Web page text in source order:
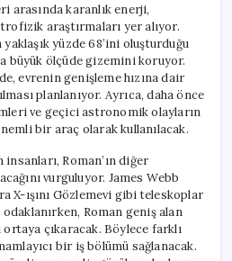
arasında karanlık enerji,
araştırmaları yer alıyor.
yüzde 68’ini oluşturduğu
büyük ölçüde gizemini koruyor.
evrenin genişleme hızına dair
planlanıyor. Ayrıca, daha önce
ve geçici astronomik olayların
bir araç olarak kullanılacak.
Roman’ın diğer
vurguluyor. James Webb
X-ışını Gözlemevi gibi teleskoplar
Roman geniş alan
çıkaracak. Böylece farklı
bir iş bölümü sağlanacak.